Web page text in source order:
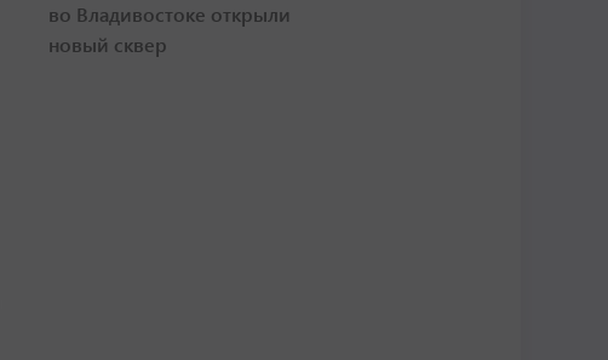
во Владивостоке открыли
новый сквер